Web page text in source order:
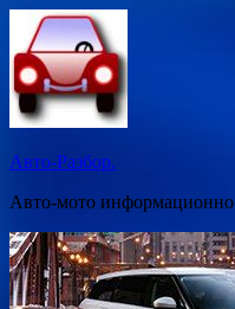
Перейти
содержимому
Авто-Разбор.
Авто-мото